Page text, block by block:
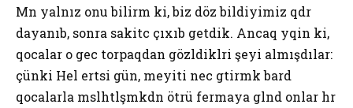
Mәn yalnız onu bilirәm ki, biz dözә bildiyimiz qәdәr
dayanıb, sonra sakitcә çıxıb getdik. Ancaq yәqin ki,
qocalar o gecә torpaqdan gözlәdiklәri şeyi almışdılar:
çünki Hel ertәsi gün, meyiti necә gәtirmәk barәdә
qocalarla mәslәhәtlәşmәkdәn ötrü fermaya gәlәndә onlar hәr